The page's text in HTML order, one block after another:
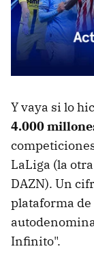
Y vaya si lo
4.000
LaLiga (la
DAZN). Un
plataforma
Infinito".